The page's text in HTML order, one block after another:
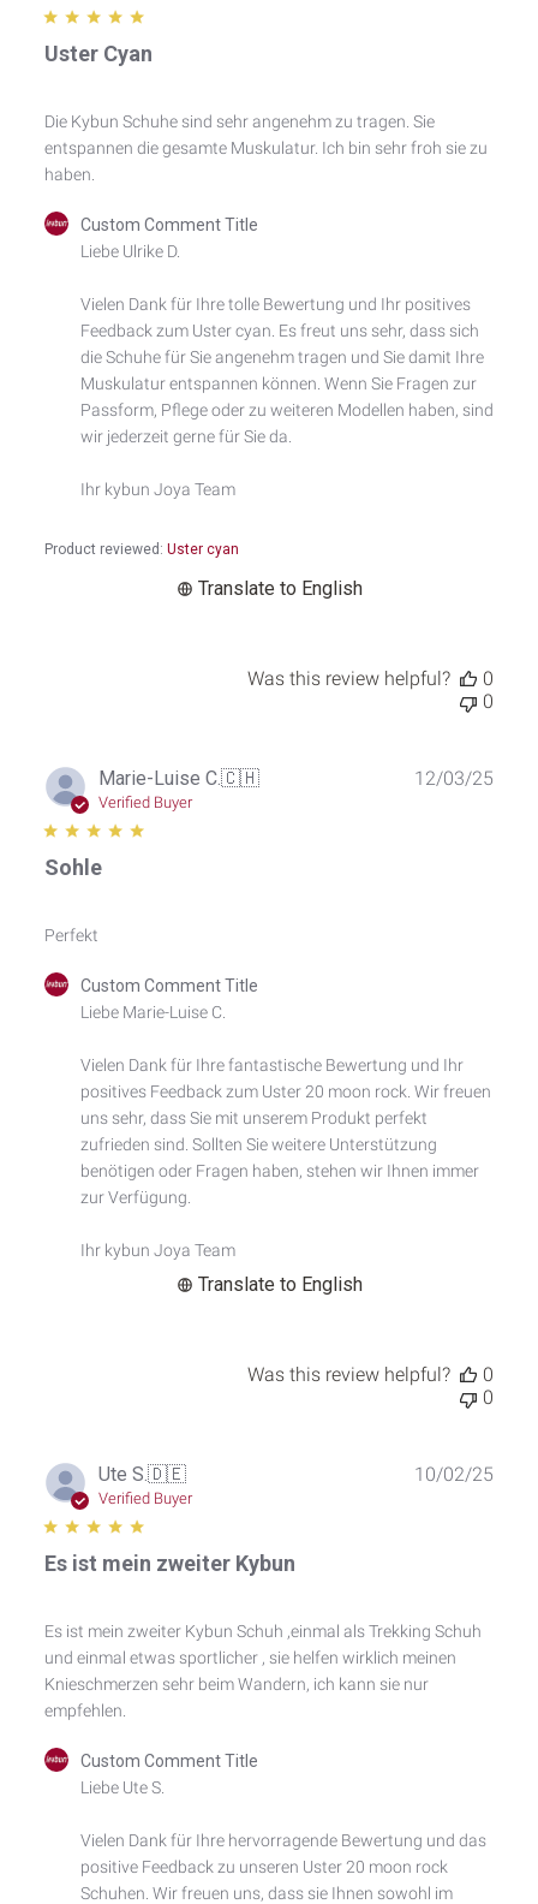
Uster Cyan
Die Kybun Schuhe sind sehr angenehm zu tragen. Sie
entspannen die gesamte Muskulatur. Ich bin sehr froh sie zu
haben.
Product reviewed: Uster cyan
Comments
Review
Custom
Comment
2026
Custom Comment Title
Liebe Ulrike D.
Vielen Dank für Ihre tolle Bewertung und Ihr positives
Feedback zum Uster cyan. Es freut uns sehr, dass sich
die Schuhe für Sie angenehm tragen und Sie damit Ihre
Muskulatur entspannen können. Wenn Sie Fragen zur
Passform, Pflege oder zu weiteren Modellen haben, sind
wir jederzeit gerne für Sie da.
Ihr kybun Joya Team
Translate to English
Was this review helpful?
0
0
Marie-Luise C.🇨🇭
Verified Buyer
Sohle
Perfekt
Comments
Review
Custom
Comment
Custom Comment Title
Liebe Marie-Luise C.
Vielen Dank für Ihre fantastische Bewertung und Ihr
positives Feedback zum Uster 20 moon rock. Wir freuen
uns sehr, dass Sie mit unserem Produkt perfekt
zufrieden sind. Sollten Sie weitere Unterstützung
benötigen oder Fragen haben, stehen wir Ihnen immer
zur Verfügung.
Ihr kybun Joya Team
Translate to English
12/03/25
Was this review helpful?
0
0
Ute S. 🇩🇪
Verified Buyer
Es ist mein zweiter Kybun
Es ist mein zweiter Kybun Schuh ,einmal als Trekking Schuh
und einmal etwas sportlicher , sie helfen wirklich meinen
Knieschmerzen sehr beim Wandern, ich kann sie nur
empfehlen.
Comments
Review
Custom Comment Title
Liebe Ute S.
Vielen Dank für Ihre hervorragende Bewertung und das
positive Feedback zu unseren Uster 20 moon rock
Schuhen. Wir freuen uns, dass sie Ihnen sowohl im
10/02/25